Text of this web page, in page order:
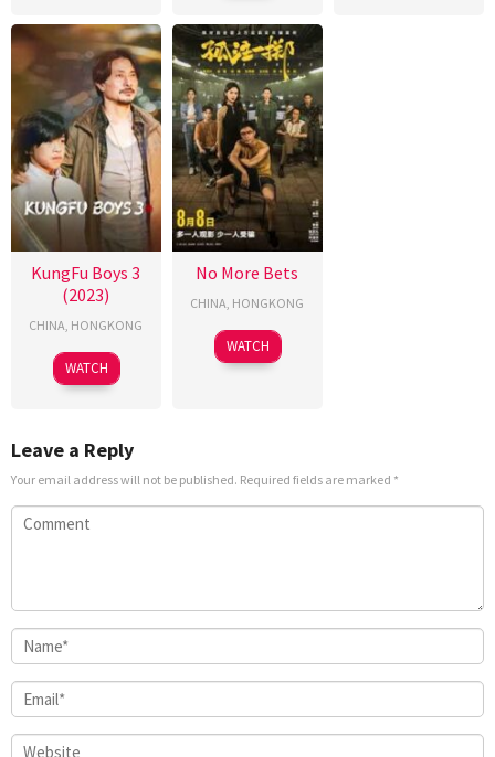
KungFu Boys 3
(2023)
CHINA HONGKONG
WATCH
No More Bets
CHINA HONGKONG
WATCH
Leave a Reply
Your email address will not be published. Required fields are marked *